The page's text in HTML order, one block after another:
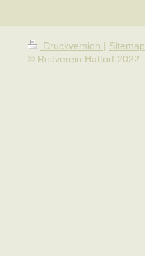
Druckversion | Sitemap
© Reitverein Hattorf 2022